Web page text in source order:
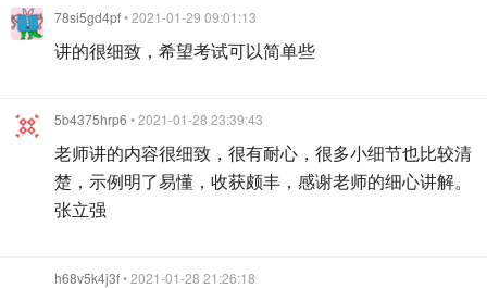
78si5gd4pf• 2021-01-29 09:01:13
讲的很细致，希望考试可以简单些
5b4375hrp6 • 2021-01-28 23:39:43
老师讲的内容很细致，很有耐心，很多小细节也比较清
楚，示例明了易懂，收获颇丰，感谢老师的细心讲解。
张立强
h68v5k4j3f• 2021-01-28 21:26:18